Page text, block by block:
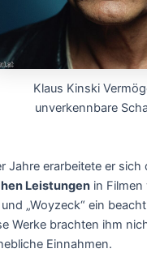
Klaus Kinski
unverkennbare
Jahre erarbeitete er sich
Leistungen in Filmen
„Woyzeck“ ein
Werke brachten ihm
Einnahmen.